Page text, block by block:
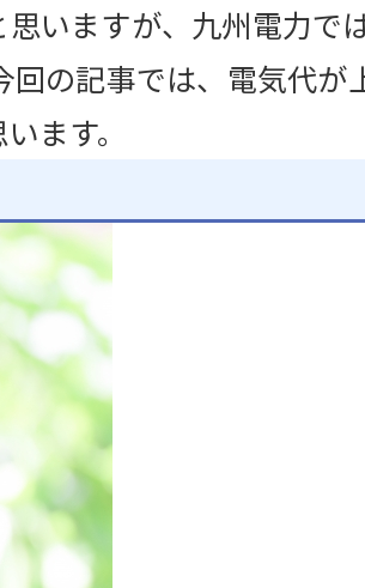
いますが、九州電力で
回の記事では、電気代が
ます。